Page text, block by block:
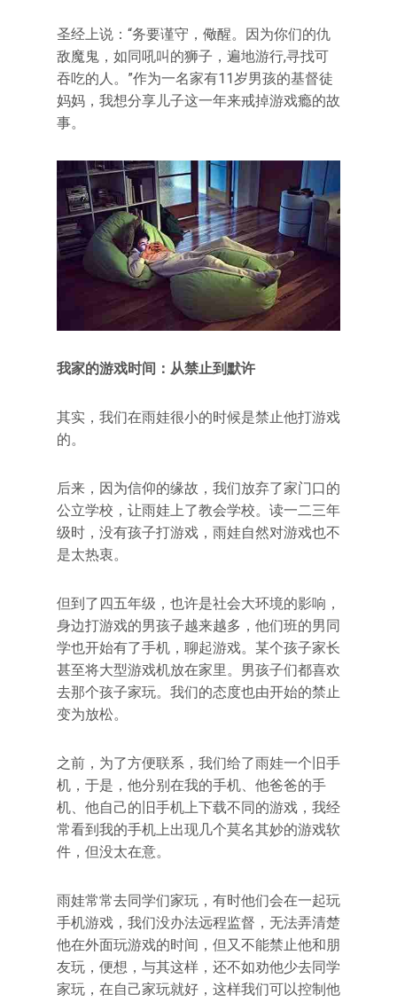
圣经上说：“务要谨守，儆醒。因为你们的仇
敌魔鬼，如同吼叫的狮子，遍地游行,寻找可
吞吃的人。”作为一名家有11岁男孩的基督徒
妈妈，我想分享儿子这一年来戒掉游戏瘾的故
事。
我家的游戏时间：从禁止到默许
其实，我们在雨娃很小的时候是禁止他打游戏
的。
后来，因为信仰的缘故，我们放弃了家门口的
公立学校，让雨娃上了教会学校。读一二三年
级时，没有孩子打游戏，雨娃自然对游戏也不
是太热衷。
但到了四五年级，也许是社会大环境的影响，
身边打游戏的男孩子越来越多，他们班的男同
学也开始有了手机，聊起游戏。某个孩子家长
甚至将大型游戏机放在家里。男孩子们都喜欢
去那个孩子家玩。我们的态度也由开始的禁止
变为放松。
之前，为了方便联系，我们给了雨娃一个旧手
机，于是，他分别在我的手机、他爸爸的手
机、他自己的旧手机上下载不同的游戏，我经
常看到我的手机上出现几个莫名其妙的游戏软
件，但没太在意。
雨娃常常去同学们家玩，有时他们会在一起玩
手机游戏，我们没办法远程监督，无法弄清楚
他在外面玩游戏的时间，但又不能禁止他和朋
友玩，便想，与其这样，还不如劝他少去同学
家玩，在自己家玩就好，这样我们可以控制他